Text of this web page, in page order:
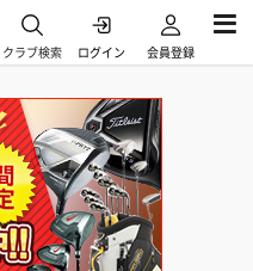
クラブ検索 ログイン 会員登録